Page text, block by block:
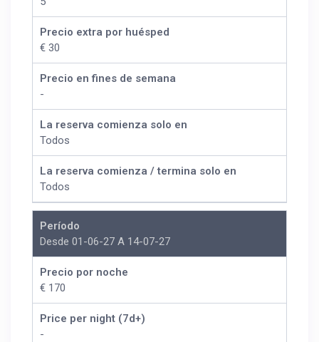
Precio extra por huésped
€ 30
Precio en fines de semana
-
La reserva comienza solo en
Todos
La reserva comienza / termina solo en
Todos
Período
Desde 01-06-27 A 14-07-27
Precio por noche
€ 170
Price per night (7d+)
-